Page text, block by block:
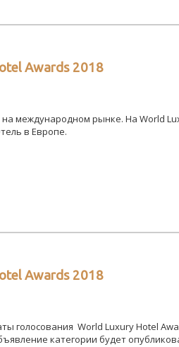
Awards 2018
на международном рынке. На World
в Европе.
Awards 2018
голосования World Luxury Hotel
категории будет